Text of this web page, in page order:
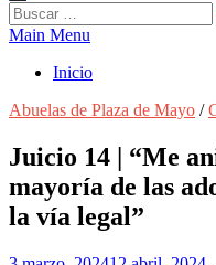
Buscar:
Main Menu
Inicio
Abuelas de Plaza de Mayo /
Juicio 14 | “Me
mayoría de las
la vía legal”